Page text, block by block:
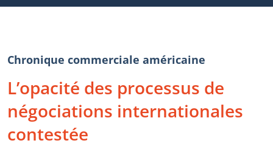
Chronique commerciale américaine
L’opacité des processus de
négociations internationales
contestée